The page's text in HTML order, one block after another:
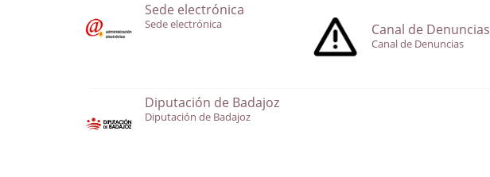
Sede electrónica
Sede electrónica Canal de Denuncias
Canal de Denuncias
Diputación de Badajoz
Diputación de Badajoz